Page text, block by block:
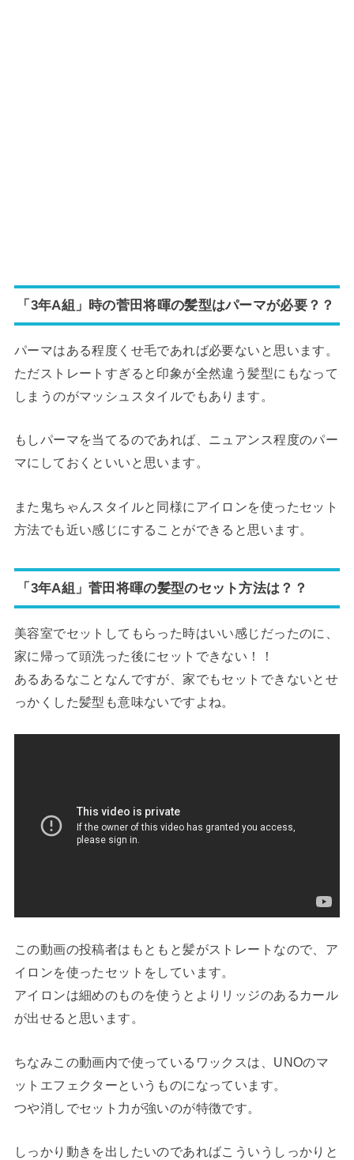
「3年A組」時の菅田将暉の髪型はパーマが必要？？
パーマはある程度くせ毛であれば必要ないと思います。
ただストレートすぎると印象が全然違う髪型にもなって
しまうのがマッシュスタイルでもあります。
もしパーマを当てるのであれば、ニュアンス程度のパー
マにしておくといいと思います。
また鬼ちゃんスタイルと同様にアイロンを使ったセット
方法でも近い感じにすることができると思います。
「3年A組」菅田将暉の髪型のセット方法は？？
美容室でセットしてもらった時はいい感じだったのに、
家に帰って頭洗った後にセットできない！！
あるあるなことなんですが、家でもセットできないとせ
っかくした髪型も意味ないですよね。
この動画の投稿者はもともと髪がストレートなので、ア
イロンを使ったセットをしています。
アイロンは細めのものを使うとよりリッジのあるカール
が出せると思います。
ちなみこの動画内で使っているワックスは、UNOのマ
ットエフェクターというものになっています。
つや消しでセット力が強いのが特徴です。
しっかり動きを出したいのであればこういうしっかりと